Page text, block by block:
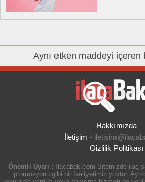
Aynı etken maddeyi içeren
Hakkımızda
İletişim -
Gizlilik Politikası
Önemli Uyarı : İlacabak.com Sitemizde ilaç
promosyonu gibi bir faaliyetimiz yoktur.